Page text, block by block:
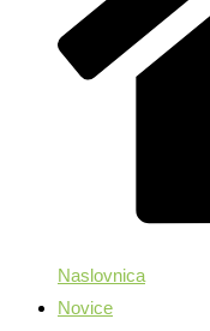
Naslovnica
Novice